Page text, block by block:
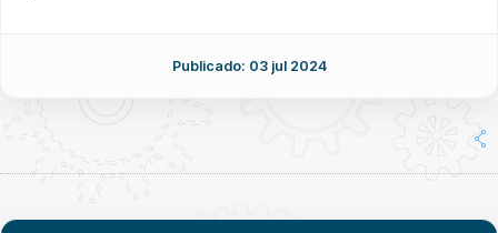
Publicado: 03 jul 2024